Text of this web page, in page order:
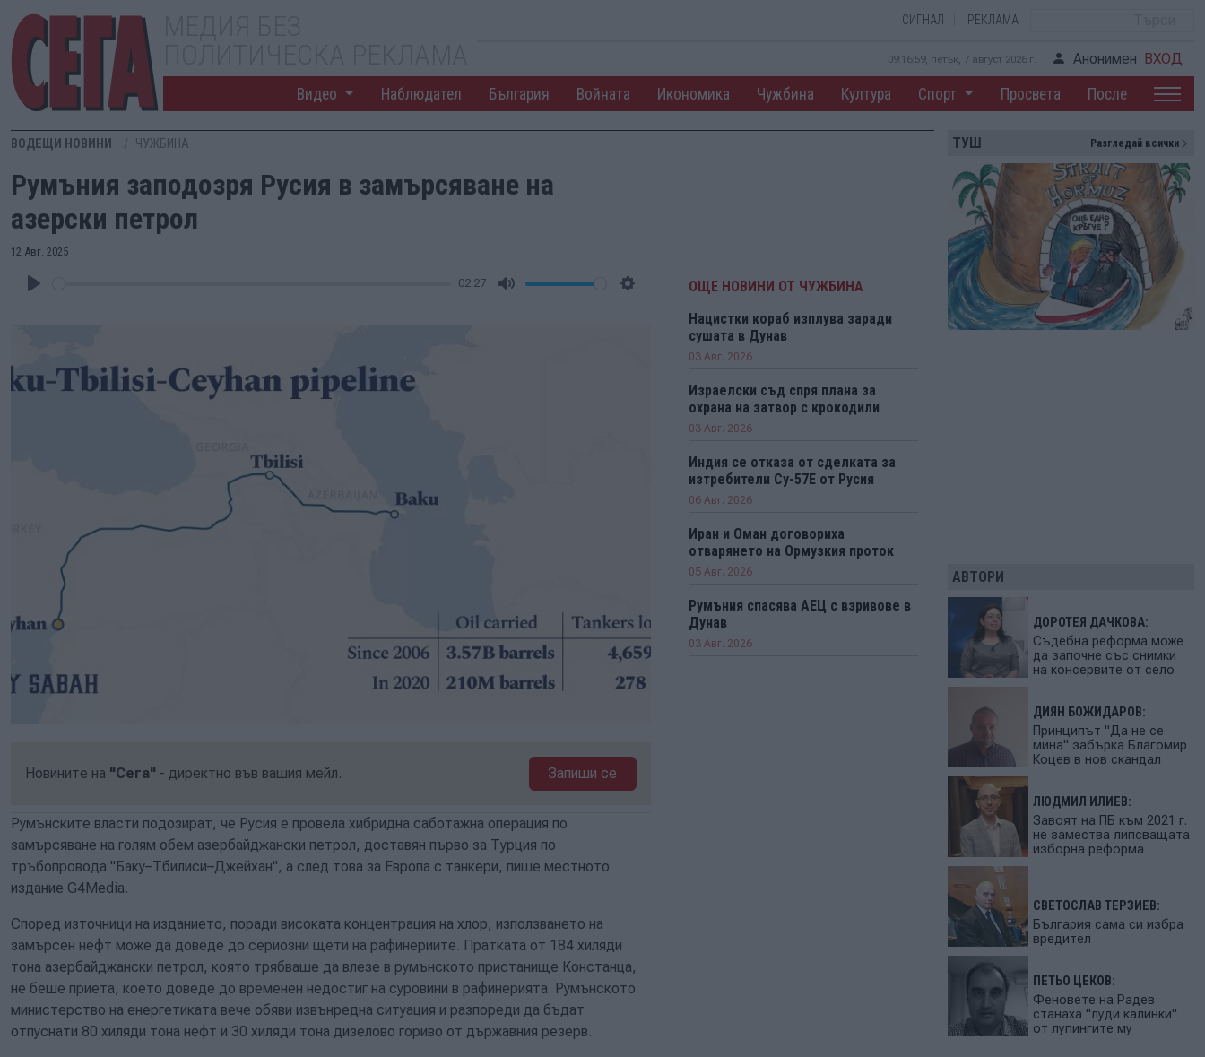
СИГНАЛ РЕКЛАМА
09:17:00, петък, 7 август 2026 г. Анонимен ВХОД
Видео Наблюдател България Войната Икономика Чужбина Култура Спорт Просвета После
ВОДЕЩИ НОВИНИ ЧУЖБИНА
Румъния заподозря Русия в замърсяване на
азерски петрол
12 Авг. 2025
02:27
Новините на "Сега" - директно във вашия мейл. Запиши се
Румънските власти подозират, че Русия е провела хибридна саботажна операция по
замърсяване на голям обем азербайджански петрол, доставян първо за Турция по
тръбопровода "Баку–Тбилиси–Джейхан", а след това за Европа с танкери, пише местното
издание G4Media.
Според източници на изданието, поради високата концентрация на хлор, използването на
замърсен нефт може да доведе до сериозни щети на рафинериите. Пратката от 184 хиляди
тона азербайджански петрол, която трябваше да влезе в румънското пристанище Констанца,
не беше приета, което доведе до временен недостиг на суровини в рафинерията. Румънското
министерство на енергетиката вече обяви извънредна ситуация и разпореди да бъдат
отпуснати 80 хиляди тона нефт и 30 хиляди тона дизелово гориво от държавния резерв.
ОЩЕ НОВИНИ ОТ ЧУЖБИНА
Нацистки кораб изплува заради
сушата в Дунав
03 Авг. 2026
Израелски съд спря плана за
охрана на затвор с крокодили
03 Авг. 2026
Индия се отказа от сделката за
изтребители Су-57Е от Русия
06 Авг. 2026
Иран и Оман договориха
отварянето на Ормузкия проток
05 Авг. 2026
Румъния спасява АЕЦ с взривове в
Дунав
03 Авг. 2026
ТУШ Разгледай всички
АВТОРИ
ДОРОТЕЯ ДАЧКОВА:
Съдебна реформа може
да започне със снимки
на консервите от село
ДИЯН БОЖИДАРОВ:
Принципът "Да не се
мина" забърка Благомир
Коцев в нов скандал
ЛЮДМИЛ ИЛИЕВ:
Завоят на ПБ към 2021 г.
не замества липсващата
изборна реформа
СВЕТОСЛАВ ТЕРЗИЕВ:
България сама си избра
вредител
ПЕТЬО ЦЕКОВ:
Феновете на Радев
станаха "луди калинки"
от лупингите му